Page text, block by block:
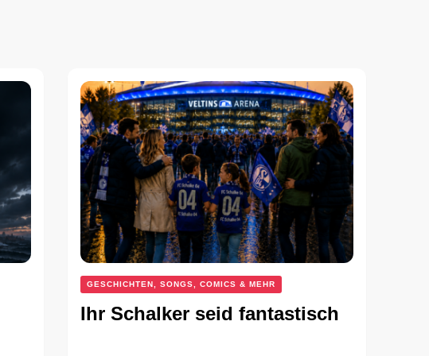
GESCHICHTEN, SONGS, COMICS & MEHR
Ihr Schalker seid fantastisch